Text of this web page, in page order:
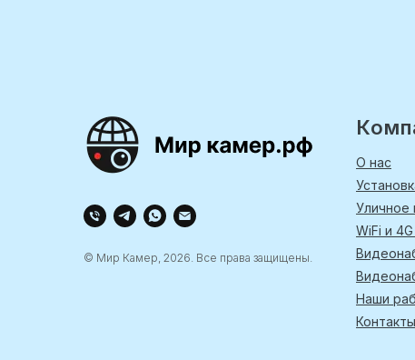
© Мир Камер, 2026. Все права защищены.
О нас
Уличное
WiFi и
Наши
Контакты